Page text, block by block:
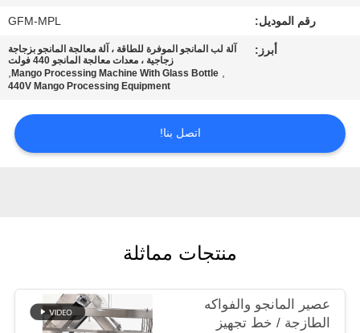
الجودة
حالات
رقم الموديل: GFM-MPL
أبرز:
آلة لب المانجو الموفرة للطاقة ، آلة معالجة المانجو بزجاجة
زجاجية ، معدات معالجة المانجو 440 فولت
,
Mango Processing Machine With Glass Bottle
,
440V Mango Processing Equipment
اتصل بنا!
منتجات مماثلة
عصير المانجو والفواكه
الطازجة / خط تجهيز